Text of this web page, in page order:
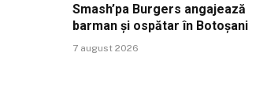
Smash’pa Burgers angajează
barman și ospătar în Botoșani
7 august 2026